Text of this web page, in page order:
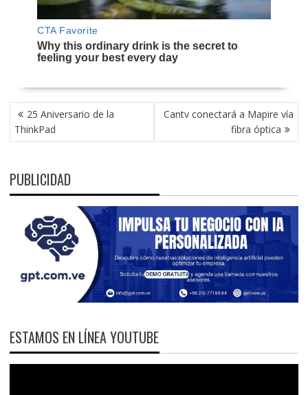
NAVEGACIÓN
DE
ENTRADAS
25 Aniversario de la
ThinkPad
Cantv conectará a Mapire vía
fibra óptica
PUBLICIDAD
ESTAMOS EN LÍNEA YOUTUBE